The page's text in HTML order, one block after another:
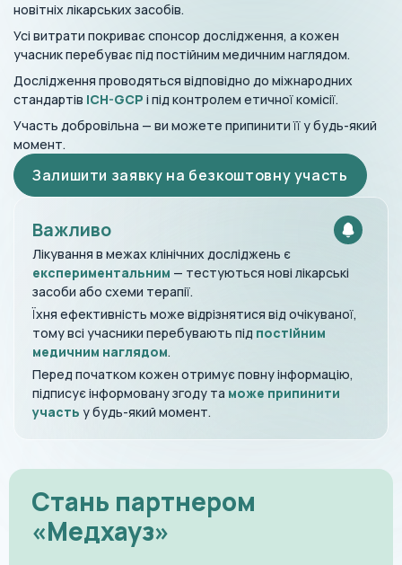
новітніх лікарських засобів.
Усі витрати покриває спонсор дослідження, а кожен
учасник перебуває під постійним медичним наглядом.
Дослідження проводяться відповідно до міжнародних
стандартів ICH-GCP і під контролем етичної комісії.
Участь добровільна — ви можете припинити її у будь-який
момент.
Залишити заявку на безкоштовну участь
Важливо
Лікування в межах клінічних досліджень є
експериментальним — тестуються нові лікарські
засоби або схеми терапії.
Їхня ефективність може відрізнятися від очікуваної,
тому всі учасники перебувають під постійним
медичним наглядом.
Перед початком кожен отримує повну інформацію,
підписує інформовану згоду та може припинити
участь у будь-який момент.
Стань партнером
«Медхауз»